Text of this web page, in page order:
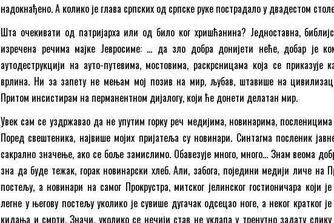
надокнађено. А колико је глава српских од српске руке пострадало у двадестом
Шта очекивати од патријарха или од било ког хришћанина? Једноставна,
изречена речима мајке Јевросиме: … да зло добра донијети неће, добар је
аутодеструкцији на ауто-путевима, мостовима, раскрсницама која се приказује
врлина. Ни за запету не мењам мој позив на мир, љубав, штавише на
Притом инсистирам на перманентном дијалогу, који ће донети делатан мир.
Увек сам се уздржавао да не упутим горку реч медијима, новинарима, посленицима
Поред свештеника, највише мојих пријатеља су новинари. Синтагма посленик
сакрално значење, ако се боље замислимо. Обавезује много, много… Знам веома
зна да буде тежак, горак новинарски хлеб. Али, забога, поједини медији личе на
постељу, а новинари на самог Прокрустра, митског јелинског гостионичара који
легне у његову постељу уколико је сувише дугачак одсецао ноге, а неког кратког
кидања и смрти. Значи, уколико се нечији став не уклапа у тренутно задату слику